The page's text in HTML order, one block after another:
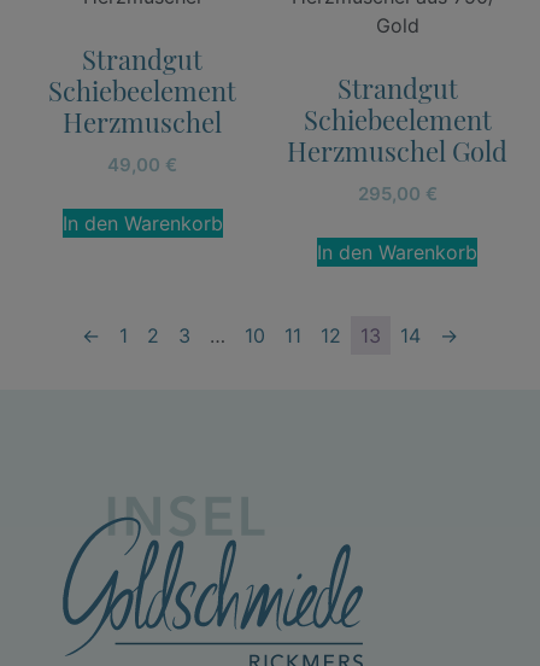
Strandgut
Schiebeelement
Herzmuschel
49,00 €
In den Warenkorb
Strandgut
Schiebeelement
Herzmuschel Gold
295,00 €
In den Warenkorb
← 1 2 3 … 10 11 12 13 14 →